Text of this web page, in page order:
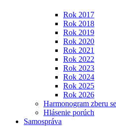
Rok 2017
Rok 2018
Rok 2019
Rok 2020
Rok 2021
Rok 2022
Rok 2023
Rok 2024
Rok 2025
Rok 2026
Harmonogram zberu
Hlásenie porúch
Samospráva